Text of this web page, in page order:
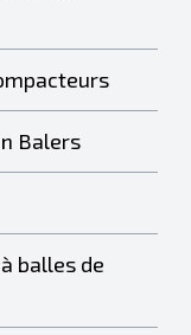
Balers
balles de